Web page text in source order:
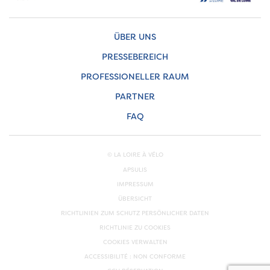
ÜBER UNS
PRESSEBEREICH
PROFESSIONELLER RAUM
PARTNER
FAQ
© LA LOIRE À VÉLO
APSULIS
IMPRESSUM
ÜBERSICHT
RICHTLINIEN ZUM SCHUTZ PERSÖNLICHER DATEN
RICHTLINIE ZU COOKIES
COOKIES VERWALTEN
ACCESSIBILITÉ : NON CONFORME